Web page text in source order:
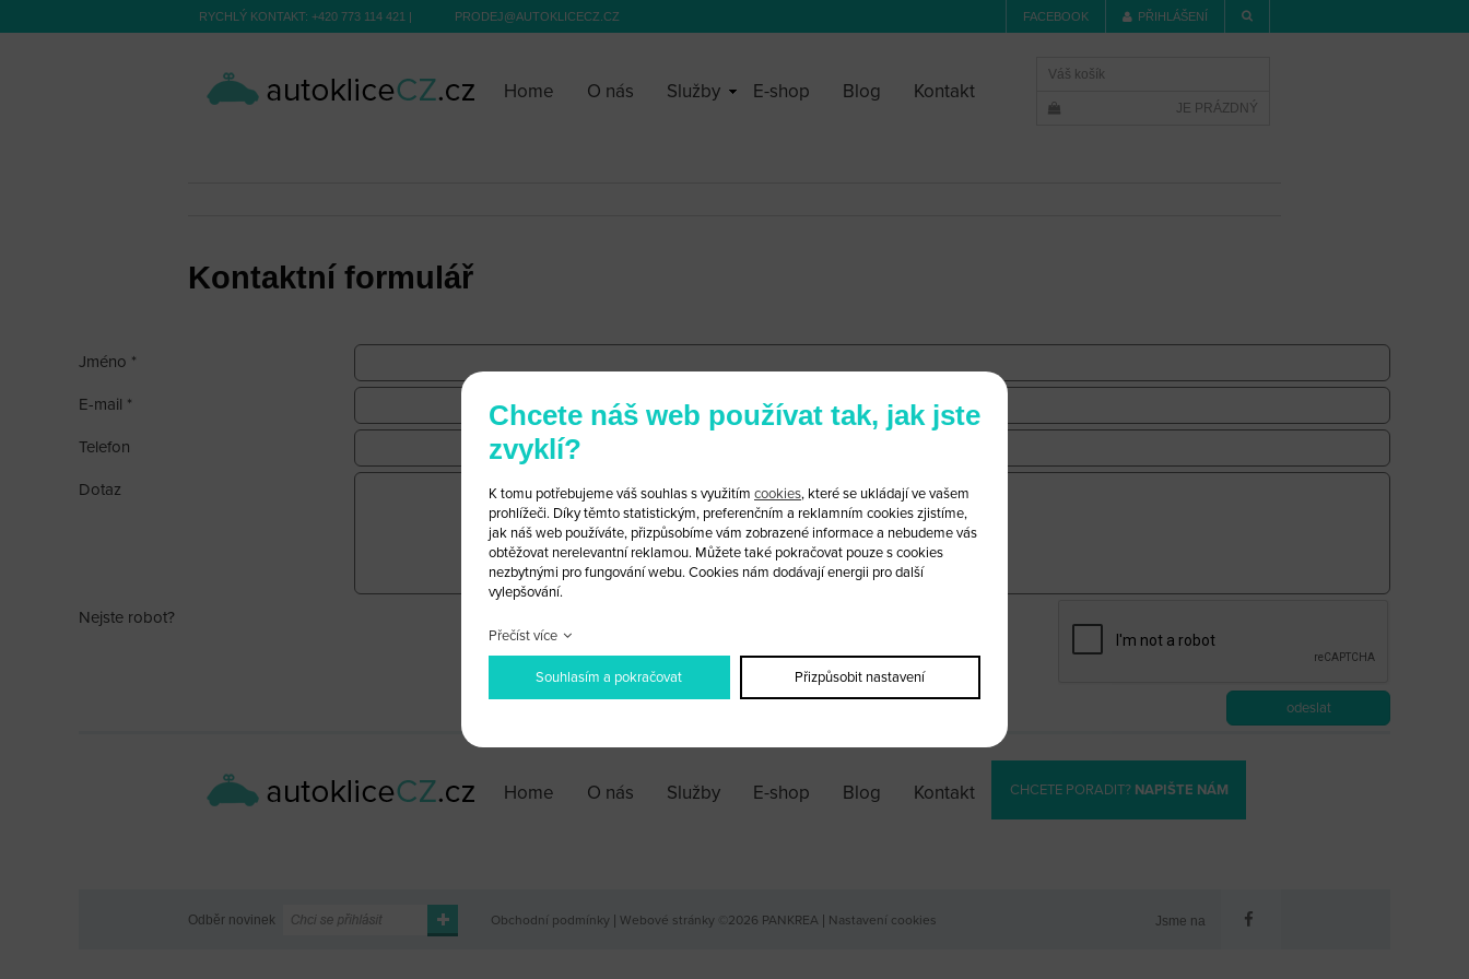
RYCHLÝ KONTAKT: +420 773 114 421 | PRODEJ@AUTOKLICECZ.CZ FACEBOOK PŘIHLÁŠENÍ
Home O nás Služby E-shop Blog Kontakt
Váš košík
JE PRÁZDNÝ
Kontaktní formulář
Jméno *
E-mail *
Telefon
Dotaz
Nejste robot?
Home O nás Služby E-shop Blog Kontakt CHCETE PORADIT? NAPIŠTE NÁM
Odběr novinek Obchodní podmínky Webové stránky ©2026 PANKREA Nastavení cookies Jsme na
Chcete náš web používat tak, jak jste
zvyklí?
K tomu potřebujeme váš souhlas s využitím cookies, které se ukládají ve vašem
prohlížeči. Díky těmto statistickým, preferenčním a reklamním cookies zjistíme,
jak náš web používáte, přizpůsobíme vám zobrazené informace a nebudeme vás
obtěžovat nerelevantní reklamou. Můžete také pokračovat pouze s cookies
nezbytnými pro fungování webu. Cookies nám dodávají energii pro další
vylepšování.
Přečíst více
Souhlasím a pokračovat Přizpůsobit nastavení